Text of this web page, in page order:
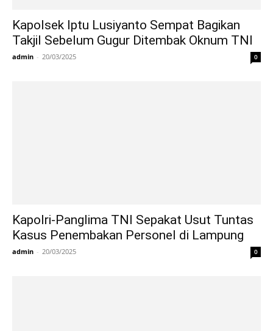
Kapolsek Iptu Lusiyanto Sempat Bagikan
Takjil Sebelum Gugur Ditembak Oknum TNI
admin - 20/03/2025 0
Kapolri-Panglima TNI Sepakat Usut Tuntas
Kasus Penembakan Personel di Lampung
admin - 20/03/2025 0